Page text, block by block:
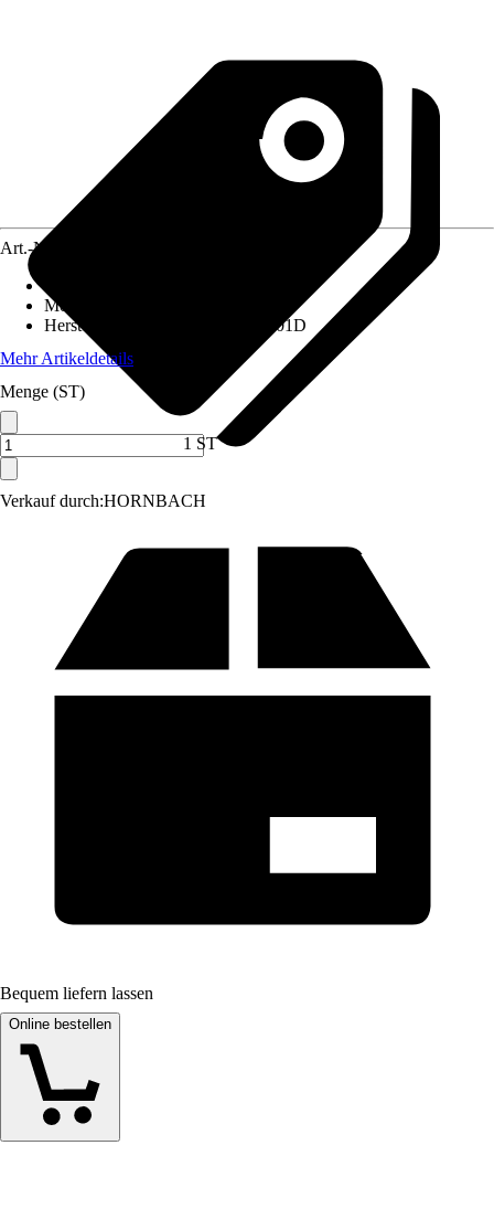
Verkauf durch:HORNBACH
Art.-Nr.
Montageart
Herstellerartikelnummer
ZKD-R01D
Mehr Artikeldetails
Menge (ST)
1 ST
Bequem liefern lassen
Online bestellen